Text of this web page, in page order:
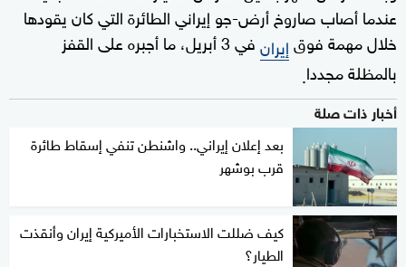
عندما أصاب صاروخ أرض-جو إيراني الطائرة التي كان يقودها
خلال مهمة فوقإيران
في 3 أبريل، ما أجبره على القفز
بالمظلة مجددا.
أخبار ذات صلة
بعد إعلان إيراني.. واشنطن تنفي إسقاط طائرة
قرب بوشهر
كيف ضللت الاستخبارات الأميركية إيران وأنقذت
الطيار؟